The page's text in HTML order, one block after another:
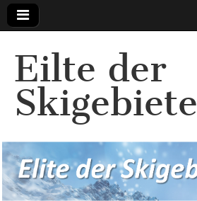
Eilte der
Skigebiete